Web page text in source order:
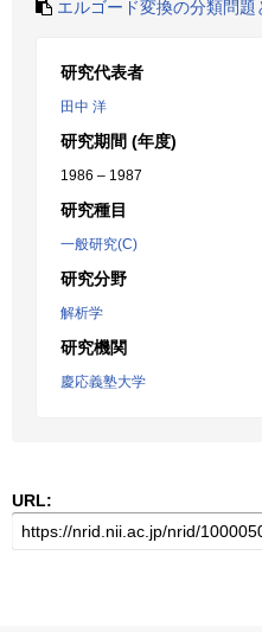
エルゴード変換の分類問
研究代表者
田中 洋
研究期間 (年度)
1986 – 1987
研究種目
一般研究(C)
研究分野
解析学
研究機関
慶応義塾大学
URL: